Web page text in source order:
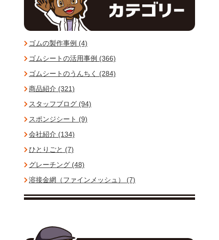
ゴムの製作事例 (4)
ゴムシートの活用事例 (366)
ゴムシートのうんちく (284)
商品紹介 (321)
スタッフブログ (94)
スポンジシート (9)
会社紹介 (134)
ひとりごと (7)
グレーチング (48)
溶接金網（ファインメッシュ） (7)